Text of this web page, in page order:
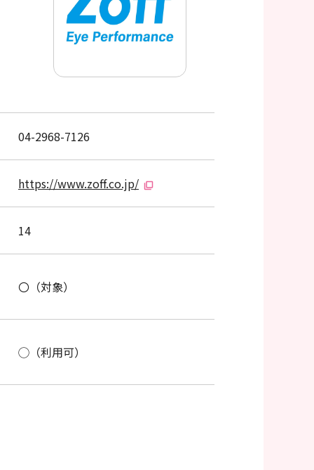
04-2968-7126
https://www.zoff.co.jp/
14
〇（対象）
◯（利用可）